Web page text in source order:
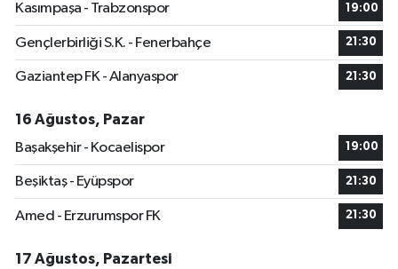
Kasımpaşa - Trabzonspor 19:00
Gençlerbirliği S.K. - Fenerbahçe 21:30
Gaziantep FK - Alanyaspor 21:30
16 Ağustos, Pazar
Başakşehir - Kocaelispor
19:00
Beşiktaş - Eyüpspor 21:30
Amed - Erzurumspor FK 21:30
17 Ağustos, Pazartesi